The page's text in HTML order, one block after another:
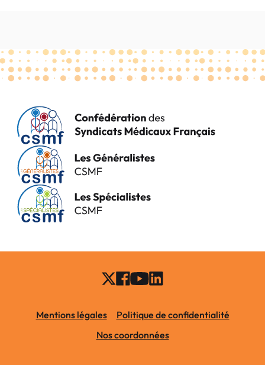
Mentions légales
Politique de confidentialité
Nos coordonnées